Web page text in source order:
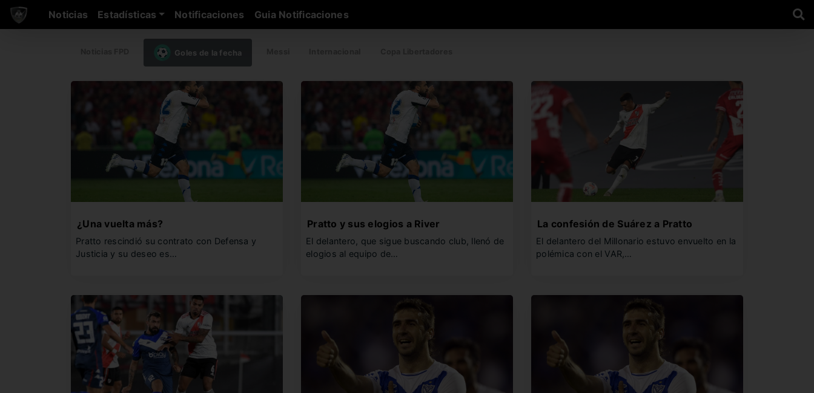
Noticias Estadísticas Notificaciones Guia Notificaciones
Goles de la fecha
¿Una vuelta más?
Pratto rescindió su contrato con Defensa y
Justicia y su deseo es…
Pratto y sus elogios a River
El delantero, que sigue buscando club, llenó de
elogios al equipo de…
La confesión de Suárez a Pratto
El delantero del Millonario estuvo envuelto en la
polémica con el VAR,…